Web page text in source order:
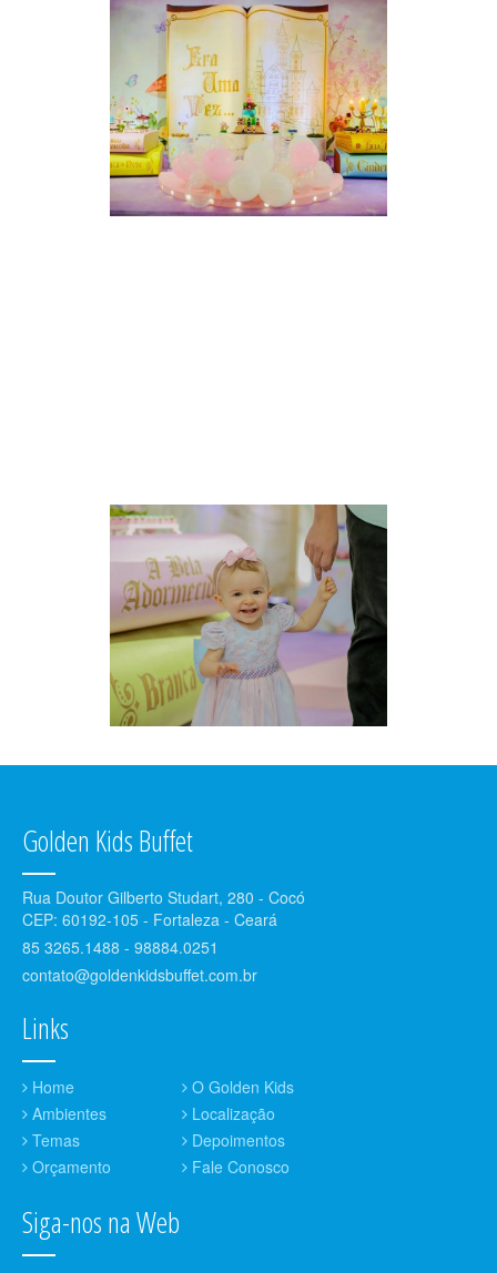
Golden Kids Buffet
Rua Doutor Gilberto Studart, 280 - Cocó
CEP: 60192-105 - Fortaleza - Ceará
85 3265.1488 - 98884.0251
contato@goldenkidsbuffet.com.br
Links
Home
O Golden Kids
Ambientes
Localização
Temas
Depoimentos
Orçamento
Fale Conosco
Siga-nos na Web